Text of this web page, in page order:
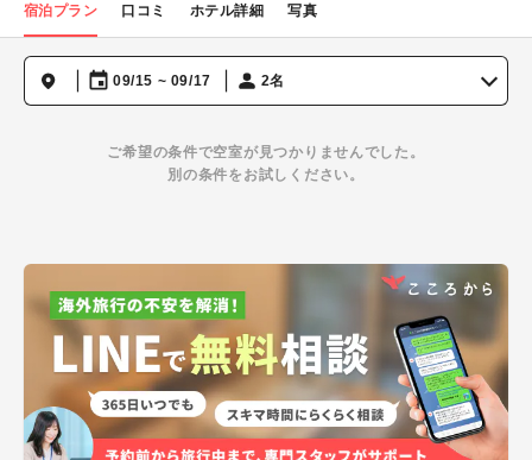
宿泊プラン 口コミ ホテル詳細 写真
09/15 ~ 09/17 2名
ご希望の条件で空室が見つかりませんでした。
別の条件をお試しください。